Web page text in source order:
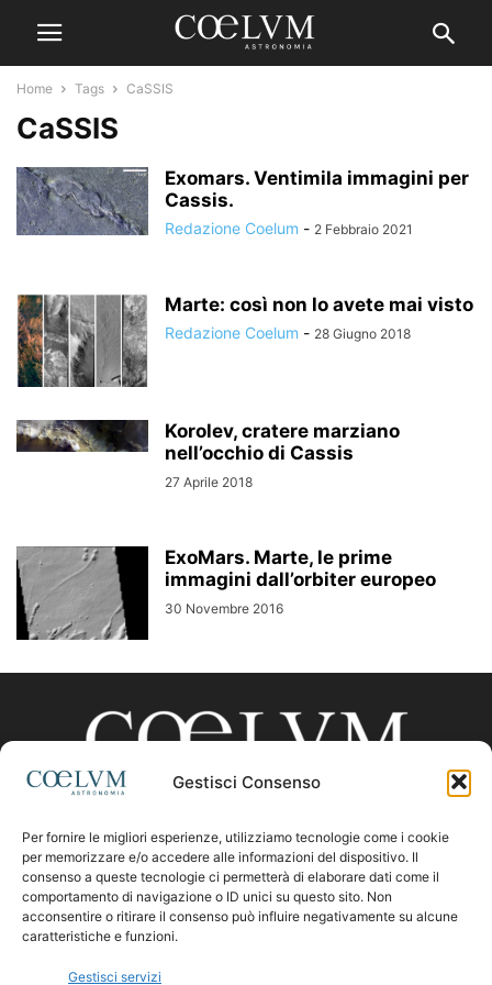
Gestisci Consenso
Per fornire le migliori esperienze, utilizziamo tecnologie come i cookie
per memorizzare e/o accedere alle informazioni del dispositivo. Il
consenso a queste tecnologie ci permetterà di elaborare dati come il
comportamento di navigazione o ID unici su questo sito. Non
acconsentire o ritirare il consenso può influire negativamente su alcune
caratteristiche e funzioni.
Gestisci servizi
Home Tags CaSSIS
CaSSIS
Exomars. Ventimila immagini per
Cassis.
Redazione Coelum - 2 Febbraio 2021
Marte: così non lo avete mai visto
Redazione Coelum - 28 Giugno 2018
Korolev, cratere marziano
nell’occhio di Cassis
27 Aprile 2018
ExoMars. Marte, le prime
immagini dall’orbiter europeo
30 Novembre 2016
CHI SIAMO
Contattaci:coelumastro@coelum.com